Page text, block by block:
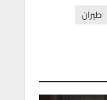
gr
طيران